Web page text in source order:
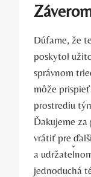
Dúfame, že
poskytol
správnom
môže
prostrediu
Ďakujeme za
vrátiť pre
a
jednoduchá